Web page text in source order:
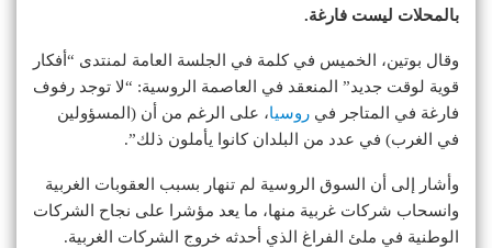
بالمحلات ليست فارغة.
وقال بوتين، الخميس في كلمة في الجلسة العامة لمنتدى “أفكار
قوية لوقت جديد” المنعقد في العاصمة الروسية: “لا توجد رفوف
فارغة في المتاجر في روسيا، على الرغم من أن (المسؤولين
في الغرب) في عدد من البلدان كانوا يأملون ذلك”.
وأشار إلى أن السوق الروسية لم تنهار بسبب العقوبات الغربية
وانسحاب شركات غربية منها، ما يعد مؤشرا على نجاح الشركات
الوطنية في ملئ الفراغ الذي أحدثه خروج الشركات الغربية.